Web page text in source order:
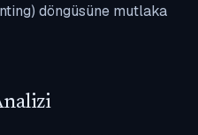
döngüsüne mutlaka